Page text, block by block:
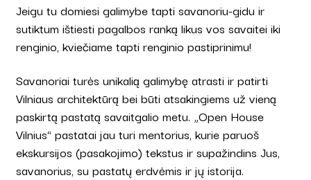
Jeigu tu domiesi galimybe tapti savanoriu-gidu ir
sutiktum ištiesti pagalbos ranką likus vos savaitei iki
renginio, kviečiame tapti renginio pastiprinimu!
Savanoriai turės unikalią galimybę atrasti ir patirti
Vilniaus architektūrą bei būti atsakingiems už vieną
paskirtą pastatą savaitgalio metu. „Open House
Vilnius“ pastatai jau turi mentorius, kurie paruoš
ekskursijos (pasakojimo) tekstus ir supažindins Jus,
savanorius, su pastatų erdvėmis ir jų istorija.